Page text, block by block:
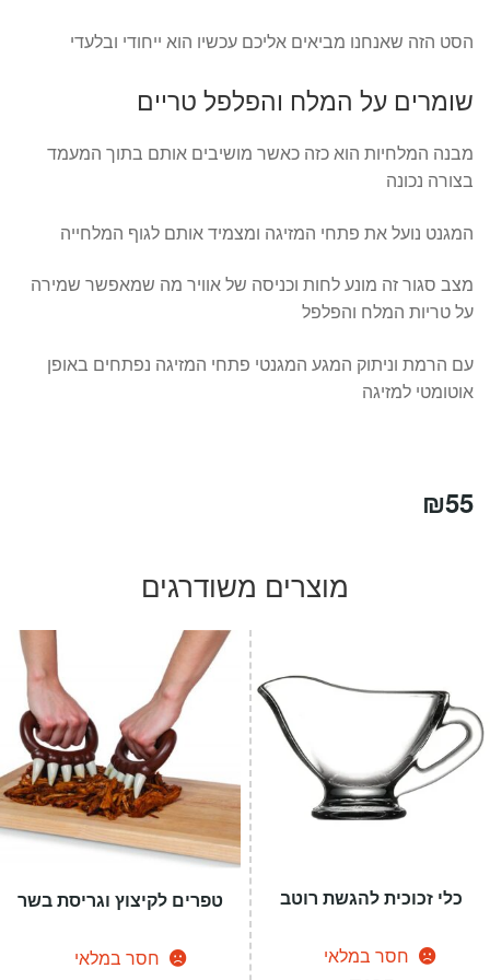
הסט הזה שאנחנו מביאים אליכם עכשיו הוא ייחודי ובלעדי
שומרים על המלח והפלפל טריים
מבנה המלחיות הוא כזה כאשר מושיבים אותם בתוך המעמד
בצורה נכונה
המגנט נועל את פתחי המזיגה ומצמיד אותם לגוף המלחייה
מצב סגור זה מונע לחות וכניסה של אוויר מה שמאפשר שמירה
על טריות המלח והפלפל
עם הרמת וניתוק המגע המגנטי פתחי המזיגה נפתחים באופן
אוטומטי למזיגה
₪55
מוצרים משודרגים
טפרים לקיצוץ וגריסת בשר
חסר במלאי
כלי זכוכית להגשת רוטב
חסר במלאי